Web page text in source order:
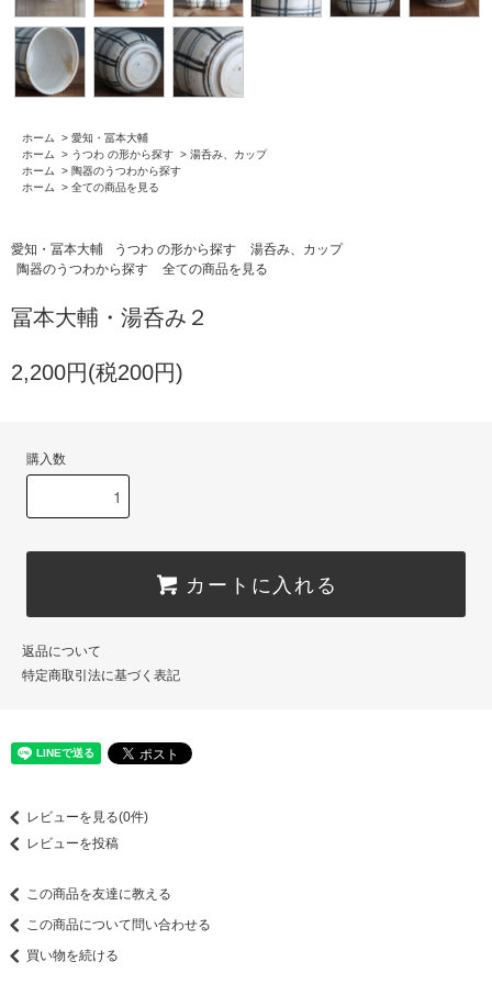
ホーム > 愛知・冨本大輔
ホーム
> うつわ の形から探す > 湯呑み、カップ
ホーム
> 陶器のうつわから探す
ホーム
> 全ての商品を見る
愛知・冨本大輔 うつわ の形から探す
湯呑み、カップ
陶器のうつわから探す
全ての商品を見る
冨本大輔・湯呑み２
2,200円(税200円)
購入数
カートに入れる
返品について
特定商取引法に基づく表記
レビューを見る(0件)
レビューを投稿
この商品を友達に教える
この商品について問い合わせる
買い物を続ける